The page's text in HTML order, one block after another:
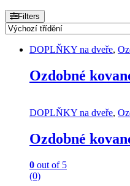
Filters
DOPLŇKY na dveře,
Ozdobné
DOPLŇKY na dveře,
Ozdobné
0 out of 5
(0)